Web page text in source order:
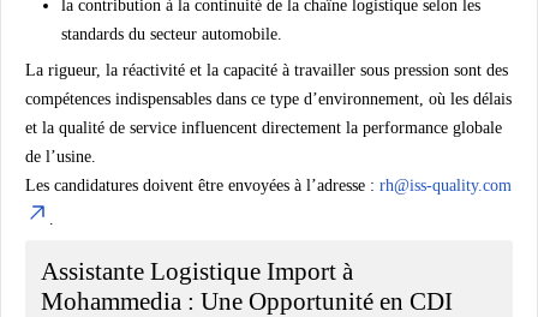
la contribution à la continuité de la chaîne logistique selon les
standards du secteur automobile.
La rigueur, la réactivité et la capacité à travailler sous pression sont des
compétences indispensables dans ce type d’environnement, où les délais
et la qualité de service influencent directement la performance globale
de l’usine.
Les candidatures doivent être envoyées à l’adresse : rh@iss-quality.com
Assistante Logistique Import à
Mohammedia : Une Opportunité en CDI